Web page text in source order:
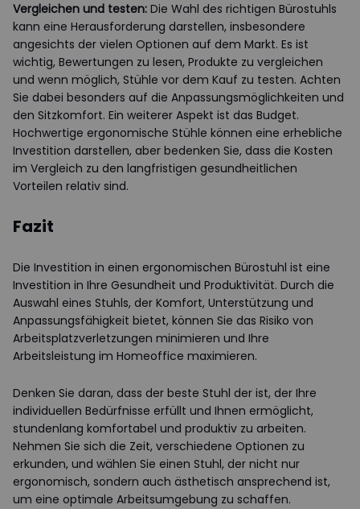
Vergleichen und testen: Die Wahl des richtigen Bürostuhls
kann eine Herausforderung darstellen, insbesondere
angesichts der vielen Optionen auf dem Markt. Es ist
wichtig, Bewertungen zu lesen, Produkte zu vergleichen
und wenn möglich, Stühle vor dem Kauf zu testen. Achten
Sie dabei besonders auf die Anpassungsmöglichkeiten und
den Sitzkomfort. Ein weiterer Aspekt ist das Budget.
Hochwertige ergonomische Stühle können eine erhebliche
Investition darstellen, aber bedenken Sie, dass die Kosten
im Vergleich zu den langfristigen gesundheitlichen
Vorteilen relativ sind.
Fazit
Die Investition in einen ergonomischen Bürostuhl ist eine
Investition in Ihre Gesundheit und Produktivität. Durch die
Auswahl eines Stuhls, der Komfort, Unterstützung und
Anpassungsfähigkeit bietet, können Sie das Risiko von
Arbeitsplatzverletzungen minimieren und Ihre
Arbeitsleistung im Homeoffice maximieren.
Denken Sie daran, dass der beste Stuhl der ist, der Ihre
individuellen Bedürfnisse erfüllt und Ihnen ermöglicht,
stundenlang komfortabel und produktiv zu arbeiten.
Nehmen Sie sich die Zeit, verschiedene Optionen zu
erkunden, und wählen Sie einen Stuhl, der nicht nur
ergonomisch, sondern auch ästhetisch ansprechend ist,
um eine optimale Arbeitsumgebung zu schaffen.